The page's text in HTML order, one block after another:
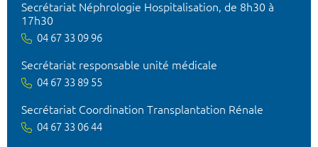
Secrétariat Néphrologie Hospitalisation, de 8h30 à
17h30
04 67 33 09 96
Secrétariat responsable unité médicale
04 67 33 89 55
Secrétariat Coordination Transplantation Rénale
04 67 33 06 44